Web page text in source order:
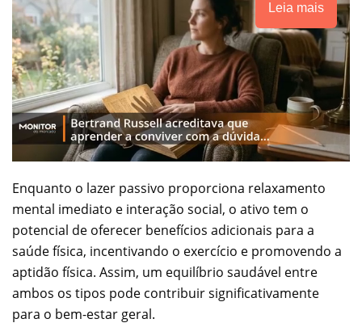
Leia mais
Enquanto o lazer passivo proporciona relaxamento
mental imediato e interação social, o ativo tem o
potencial de oferecer benefícios adicionais para a
saúde física, incentivando o exercício e promovendo a
aptidão física. Assim, um equilíbrio saudável entre
ambos os tipos pode contribuir significativamente
para o bem-estar geral.